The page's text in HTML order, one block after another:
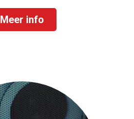
Meer info